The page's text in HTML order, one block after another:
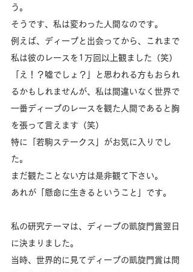
う。
そうです、私は変わった人間なのです。
例えば、ディープと出会ってから、これまで
私は彼のレースを1万回以上観ました（笑）
「え！？嘘でしょ？」と思われる方もおられ
るかもしれませんが、私は間違いなく世界で
一番ディープのレースを観た人間であると胸
を張って言えます（笑）
特に「若駒ステークス」がお気に入りでし
た。
まだ観たことない方は是非観て下さい。
あれが「懸命に生きるということ」です。
私の研究テーマは、ディープの凱旋門賞翌日
に決まりました。
当時、世界的に見てディープの凱旋門賞は問